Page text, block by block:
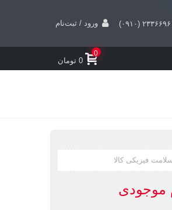
ورود / ثبت‌نام
0
0 تومان
موجودی